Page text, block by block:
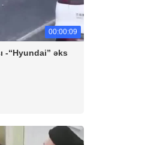
00:00:09
-“Hyundai” əks